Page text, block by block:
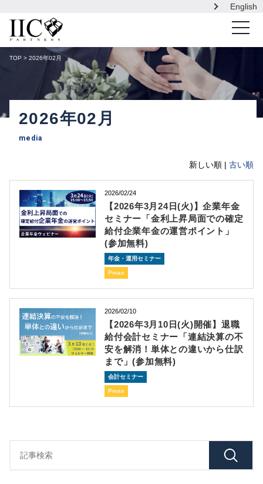
English
toggle
TOP > 2026年02月
2026年02月
media
新しい順 | 古い順
2026/02/24
【2026年3月24日(火)】企業年金
セミナー「金利上昇局面での確定
給付企業年金の運営ポイント」
(参加無料)
年金・運用セミナー
Pmas
2026/02/10
【2026年3月10日(火)開催】退職
給付会計セミナー「連結決算の不
安を解消！単体との違いから仕訳
まで」(参加無料)
会計セミナー
Pmas